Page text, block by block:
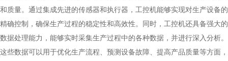
和质量。通过集成先进的传感器和执行器，工控机能够实现对生产设备的
精确控制，确保生产过程的稳定性和高效性。同时，工控机还具备强大的
数据处理能力，能够实时采集生产过程中的各种数据，并进行深入分析。
这些数据可以用于优化生产流程、预测设备故障、提高产品质量等方面，